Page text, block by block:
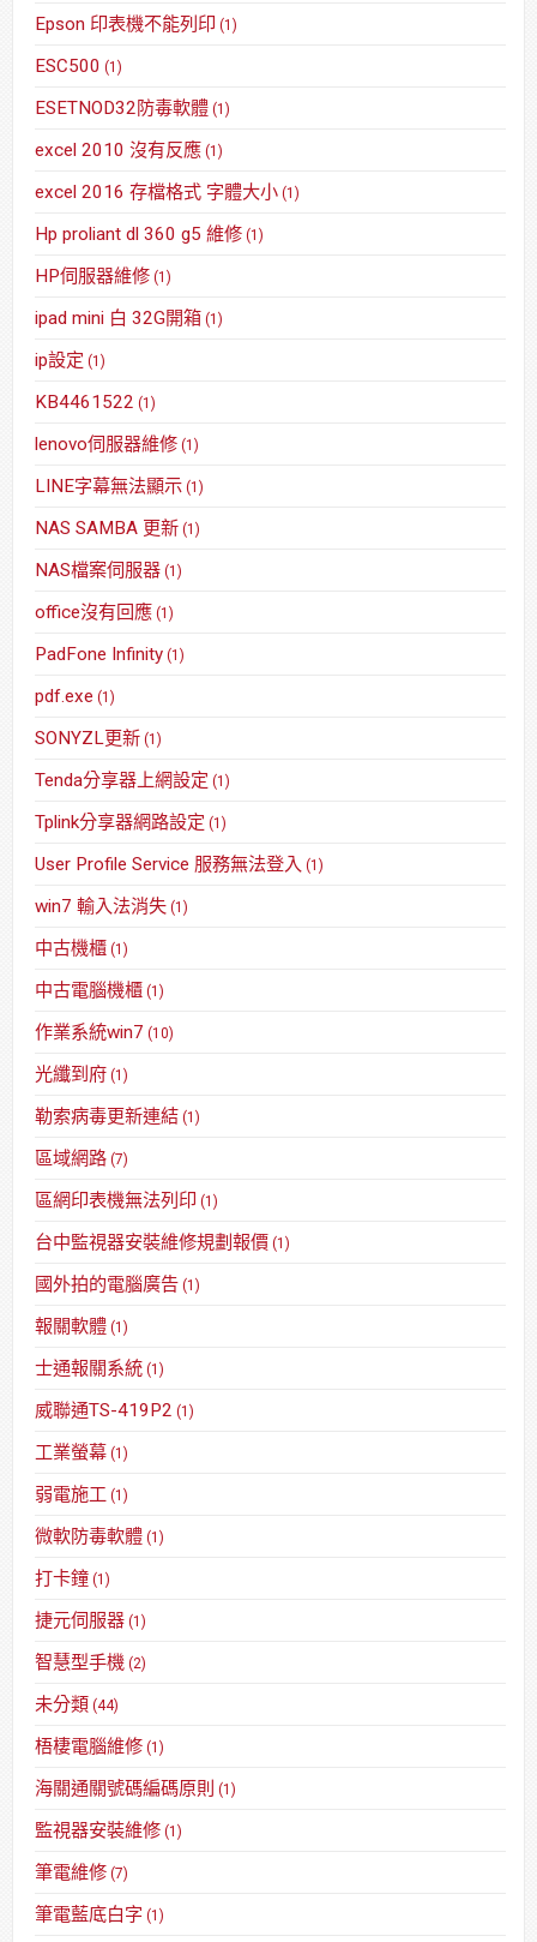
Epson 印表機不能列印 (1)
ESC500 (1)
ESETNOD32防毒軟體 (1)
excel 2010 沒有反應 (1)
excel 2016 存檔格式 字體大小 (1)
Hp proliant dl 360 g5 維修 (1)
HP伺服器維修 (1)
ipad mini 白 32G開箱 (1)
ip設定 (1)
KB4461522 (1)
lenovo伺服器維修 (1)
LINE字幕無法顯示 (1)
NAS SAMBA 更新 (1)
NAS檔案伺服器 (1)
office沒有回應 (1)
PadFone Infinity (1)
pdf.exe (1)
SONYZL更新 (1)
Tenda分享器上網設定 (1)
Tplink分享器網路設定 (1)
User Profile Service 服務無法登入 (1)
win7 輸入法消失 (1)
中古機櫃 (1)
中古電腦機櫃 (1)
作業系統win7 (10)
光纖到府 (1)
勒索病毒更新連結 (1)
區域網路 (7)
區網印表機無法列印 (1)
台中監視器安裝維修規劃報價 (1)
國外拍的電腦廣告 (1)
報關軟體 (1)
士通報關系統 (1)
威聯通TS-419P2 (1)
工業螢幕 (1)
弱電施工 (1)
微軟防毒軟體 (1)
打卡鐘 (1)
捷元伺服器 (1)
智慧型手機 (2)
未分類 (44)
梧棲電腦維修 (1)
海關通關號碼編碼原則 (1)
監視器安裝維修 (1)
筆電維修 (7)
筆電藍底白字 (1)